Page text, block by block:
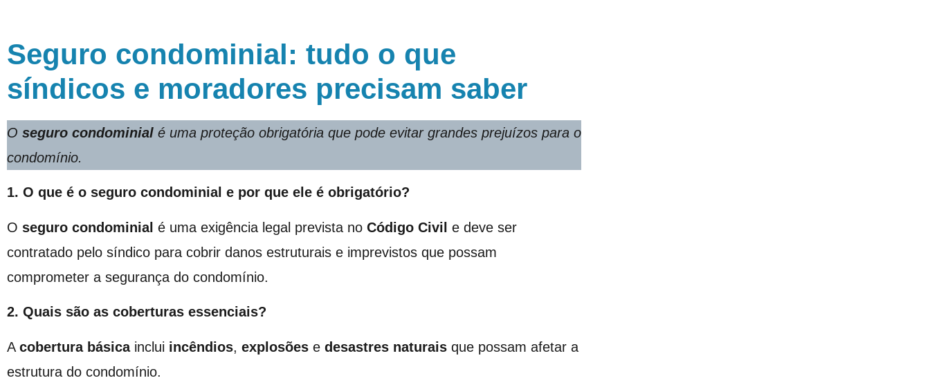
Seguro condominial: tudo o que
síndicos e moradores precisam saber
O seguro condominial é uma proteção obrigatória que pode evitar grandes prejuízos para o
condomínio.
1. O que é o seguro condominial e por que ele é obrigatório?
O seguro condominial é uma exigência legal prevista no Código Civil e deve ser
contratado pelo síndico para cobrir danos estruturais e imprevistos que possam
comprometer a segurança do condomínio.
2. Quais são as coberturas essenciais?
A cobertura básicainclui incêndios, explosões e desastres naturais que possam afetar a
estrutura do condomínio.